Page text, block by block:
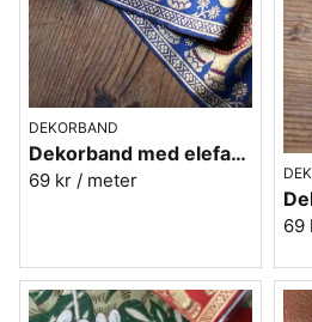
DEKORBAND
Dekorband med elefanter - blå
69 kr / meter
69